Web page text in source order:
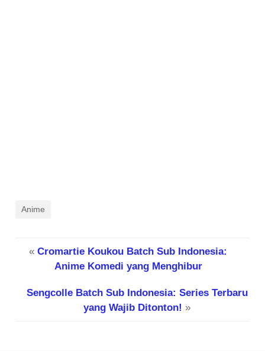
Anime
« Cromartie Koukou Batch Sub Indonesia:
Anime Komedi yang Menghibur
Sengcolle Batch Sub Indonesia: Series Terbaru
yang Wajib Ditonton! »